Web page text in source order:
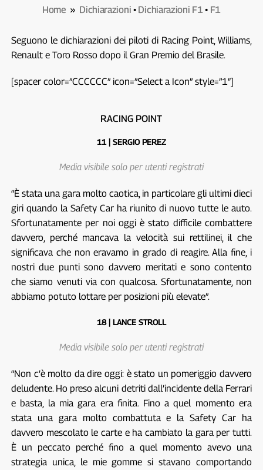
Home » Dichiarazioni • Dichiarazioni F1• F1
Seguono le dichiarazioni dei piloti di Racing Point, Williams,
Renault e Toro Rosso dopo il Gran Premio del Brasile.
[spacer color=”CCCCCC” icon=”Select a Icon” style=”1″]
RACING POINT
11 | SERGIO PEREZ
Media visibile solo per utenti registrati
“È stata una gara molto caotica, in particolare gli ultimi dieci
giri quando la Safety Car ha riunito di nuovo tutte le auto.
Sfortunatamente per noi oggi è stato difficile combattere
davvero, perché mancava la velocità sui rettilinei, il che
significava che non eravamo in grado di reagire. Alla fine, i
nostri due punti sono davvero meritati e sono contento
che siamo venuti via con qualcosa. Sfortunatamente, non
abbiamo potuto lottare per posizioni più elevate”.
18 | LANCE STROLL
Media visibile solo per utenti registrati
“Non c’è molto da dire oggi: è stato un pomeriggio davvero
deludente. Ho preso alcuni detriti dall’incidente della Ferrari
e basta, la mia gara era finita. Fino a quel momento era
stata una gara molto combattuta e la Safety Car ha
davvero mescolato le carte e ha cambiato la gara per tutti.
È un peccato perché fino a quel momento avevo una
strategia unica, le mie gomme si stavano comportando